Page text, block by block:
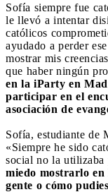
Sofía siempre fue
le llevó a intentar
católicos
ayudado a perder
mostrar mis
que haber ningún
en la iParty en
participar en el
asociación de
Sofía, estudiante de
«Siempre he sido
social no la utilizaba
miedo mostrarlo
gente o cómo